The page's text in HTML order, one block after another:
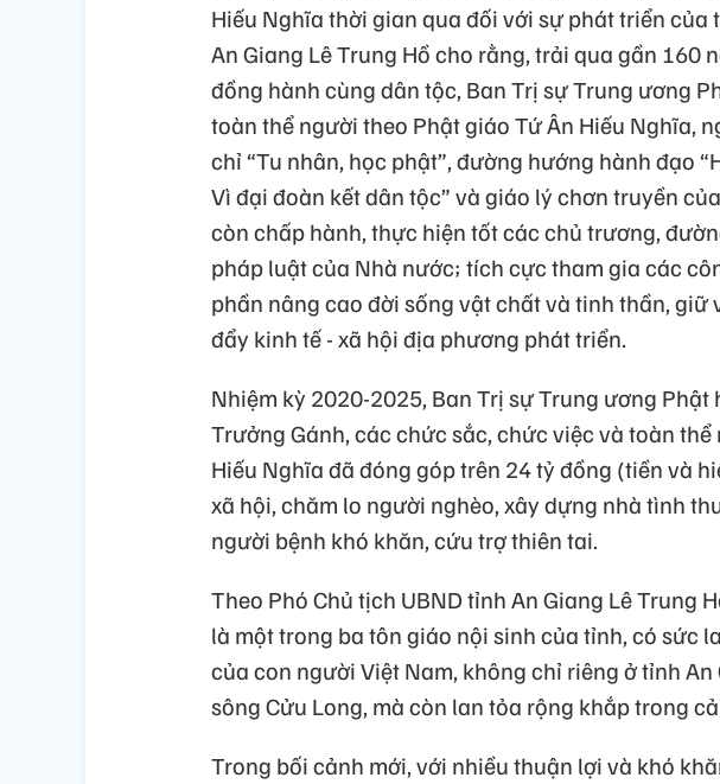
Hiếu Nghĩa thời gian qua đối với sự phát triển của
An Giang Lê Trung Hồ cho rằng, trải qua gần 160
đồng hành cùng dân tộc, Ban Trị sự Trung ương
toàn thể người theo Phật giáo Tứ Ân Hiếu Nghĩa,
chỉ “Tu nhân, học phật”, đường hướng hành đạo
Vì đại đoàn kết dân tộc” và giáo lý chơn truyền
còn chấp hành, thực hiện tốt các chủ trương,
pháp luật của Nhà nước; tích cực tham gia các
phần nâng cao đời sống vật chất và tinh thần,
đẩy kinh tế - xã hội địa phương phát triển.
Nhiệm kỳ 2020-2025, Ban Trị sự Trung ương Phật
Trưởng Gánh, các chức sắc, chức việc và toàn
Hiếu Nghĩa đã đóng góp trên 24 tỷ đồng (tiền và
xã hội, chăm lo người nghèo, xây dựng nhà tình
người bệnh khó khăn, cứu trợ thiên tai.
Theo Phó Chủ tịch UBND tỉnh An Giang Lê Trung
là một trong ba tôn giáo nội sinh của tỉnh, có sức
của con người Việt Nam, không chỉ riêng ở tỉnh
sông Cửu Long, mà còn lan tỏa rộng khắp trong
Trong bối cảnh mới, với nhiều thuận lợi và khó